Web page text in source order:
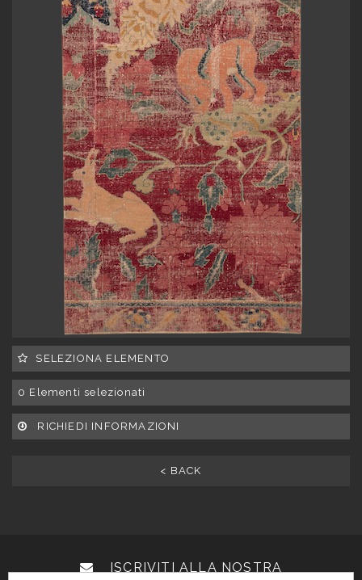
SELEZIONA ELEMENTO
0 Elementi selezionati
RICHIEDI INFORMAZIONI
< BACK
ISCRIVITI ALLA NOSTRA